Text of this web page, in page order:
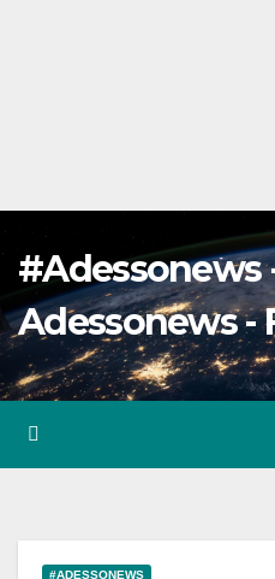
#Adessonews
Adessonews -
#ADESSONEWS